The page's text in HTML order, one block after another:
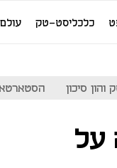
כלכליסט-טק עולם
והון סיכון
על